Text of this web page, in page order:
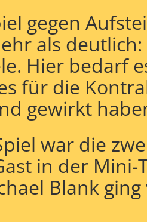
gegen
als deutlich:
Hier bedarf
für die
gewirkt
war die
in der Mini-
Blank